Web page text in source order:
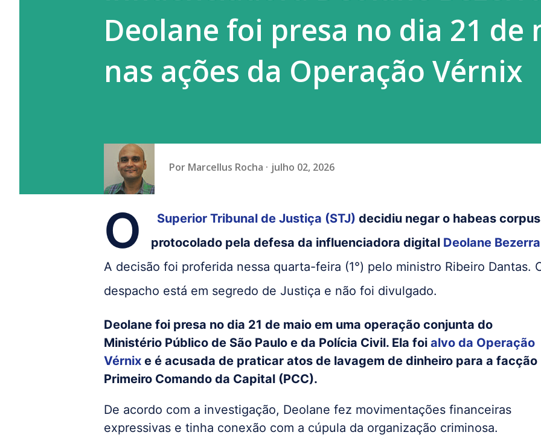
Deolane foi presa no dia 21 de
nas ações da Operação Vérnix
Por Marcellus Rocha julho 02, 2026
O Superior Tribunal de Justiça (STJ) decidiu negar o habeas corpus
protocolado pela defesa da influenciadora digital Deolane Bezerra
A decisão foi proferida nessa quarta-feira (1°) pelo ministro Ribeiro Dantas.
despacho está em segredo de Justiça e não foi divulgado.
Deolane foi presa no dia 21 de maio em uma operação conjunta do
Ministério Público de São Paulo e da Polícia Civil. Ela foi alvo da Operação
Vérnix e é acusada de praticar atos de lavagem de dinheiro para a facção
Primeiro Comando da Capital (PCC).
De acordo com a investigação, Deolane fez movimentações financeiras
expressivas e tinha conexão com a cúpula da organização criminosa.